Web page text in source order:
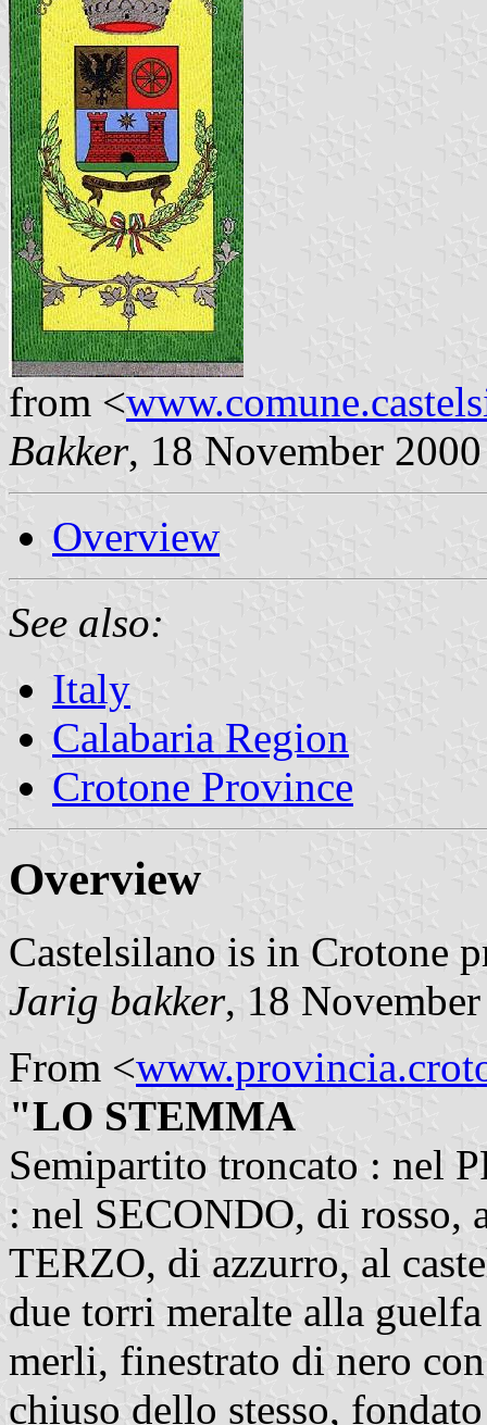
from <
Bakker, 18 November 2000
Overview
See also:
Italy
Calabaria Region
Crotone Province
Overview
Castelsilano is in Crotone
Jarig bakker, 18
From <
"LO STEMMA
Semipartito troncato : nel
: nel SECONDO, di rosso,
TERZO, di azzurro, al
due torri meralte alla
merli, finestrato di nero
chiuso dello stesso,